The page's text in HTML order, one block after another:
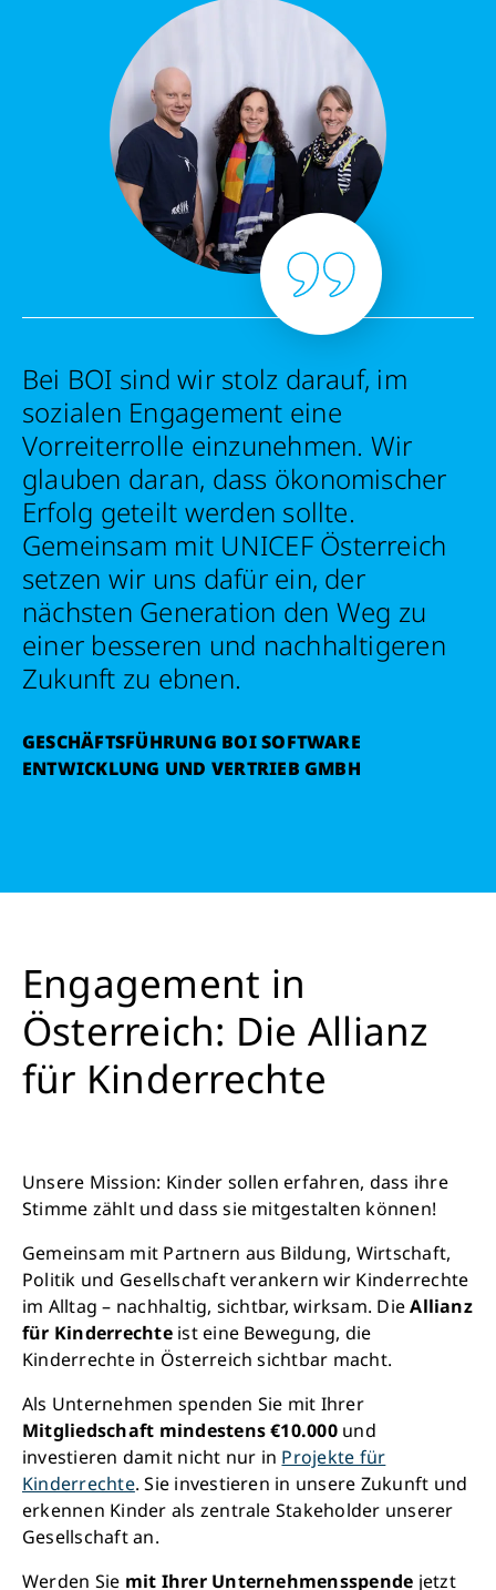
Bei BOI sind wir stolz darauf, im
sozialen Engagement eine
Vorreiterrolle einzunehmen. Wir
glauben daran, dass ökonomischer
Erfolg geteilt werden sollte.
Gemeinsam mit UNICEF Österreich
setzen wir uns dafür ein, der
nächsten Generation den Weg zu
einer besseren und nachhaltigeren
Zukunft zu ebnen.
GESCHÄFTSFÜHRUNG BOI SOFTWARE
ENTWICKLUNG UND VERTRIEB GMBH
Engagement in
Österreich: Die Allianz
für Kinderrechte
Unsere Mission: Kinder sollen erfahren, dass ihre
Stimme zählt und dass sie mitgestalten können!
Gemeinsam mit Partnern aus Bildung, Wirtschaft,
Politik und Gesellschaft verankern wir Kinderrechte
im Alltag – nachhaltig, sichtbar, wirksam. DieAllianz
für Kinderrechteist eine Bewegung, die
Kinderrechte in Österreich sichtbar macht.
Als Unternehmen spenden Sie mit Ihrer
Mitgliedschaft mindestens €10.000und
investieren damit nicht nur in Projekte für
Kinderrechte. Sie investieren in unsere Zukunft und
erkennen Kinder als zentrale Stakeholder unserer
Gesellschaft an.
Werden Sie mit Ihrer Unternehmensspende jetzt